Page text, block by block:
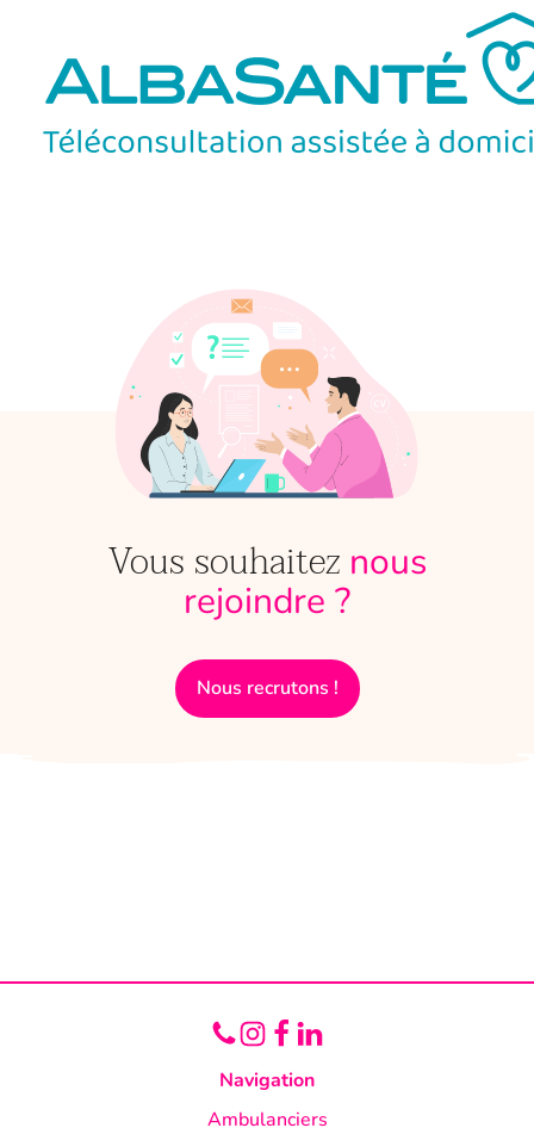
Vous souhaitez nous
rejoindre ?
Nous recrutons !
Navigation
Ambulanciers